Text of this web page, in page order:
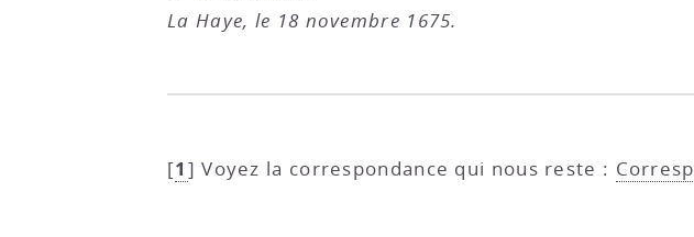
La Haye, le 18 novembre 1675.
[1 ]Voyez la correspondance qui nous reste :